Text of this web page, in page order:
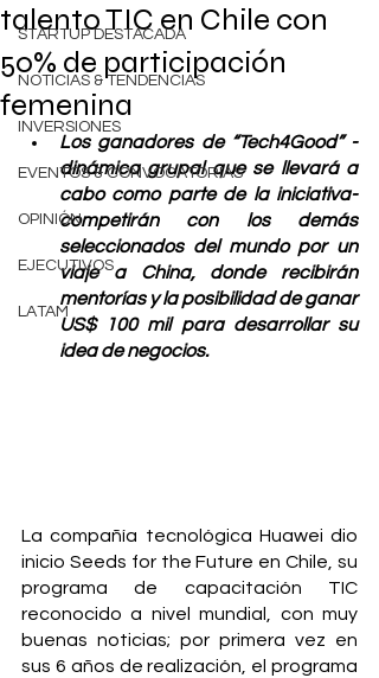
STARTUP DESTACADA
NOTICIAS & TENDENCIAS
INVERSIONES
EVENTOS & CONVOCATORIAS
OPINIÓN
EJECUTIVOS
LATAM
talento TIC en Chile con
50% de participación
femenina
Los ganadores de “Tech4Good” -
dinámica grupal que se llevará a
cabo como parte de la iniciativa-
competirán con los demás
seleccionados del mundo por un
viaje a China, donde recibirán
mentorías y la posibilidad de ganar
US$ 100 mil para desarrollar su
idea de negocios.
La compañía tecnológica Huawei dio
inicio Seeds for the Future en Chile, su
programa de capacitación TIC
reconocido a nivel mundial, con muy
buenas noticias; por primera vez en
sus 6 años de realización, el programa